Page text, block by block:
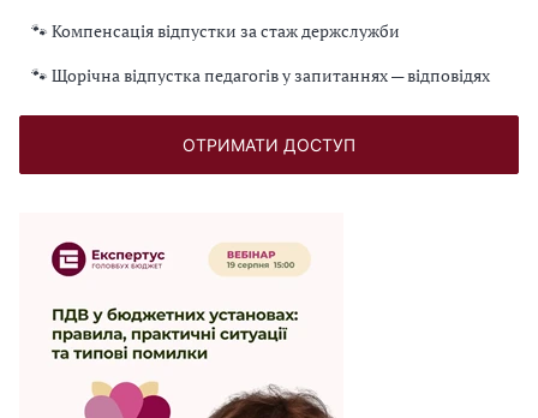
🐾 Компенсація відпустки за стаж держслужби
🐾 Щорічна відпустка педагогів у запитаннях — відповідях
ОТРИМАТИ ДОСТУП